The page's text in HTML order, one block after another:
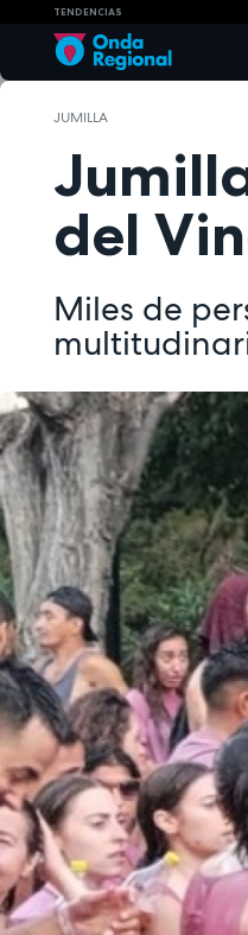
TENDENCIAS
JUMILLA
del
Miles de